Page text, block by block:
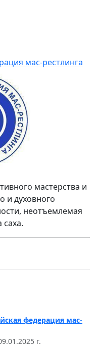
мас-рестлинга
мастерства и
и духовного
неотъемлемая
саха.
федерация мас-
г.